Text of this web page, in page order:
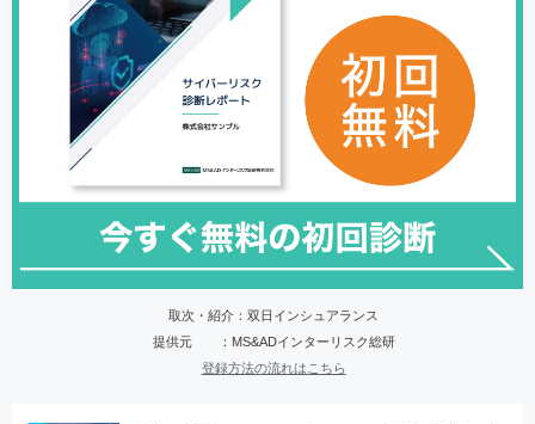
取次・紹介：双日インシュアランス
提供元 ：MS&ADインターリスク総研
登録方法の流れはこちら